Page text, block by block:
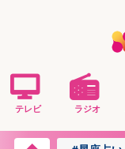
テレビ ラジオ